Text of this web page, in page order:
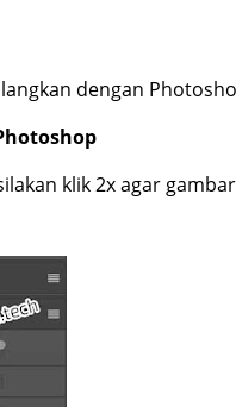
dengan
klik 2x agar gambar